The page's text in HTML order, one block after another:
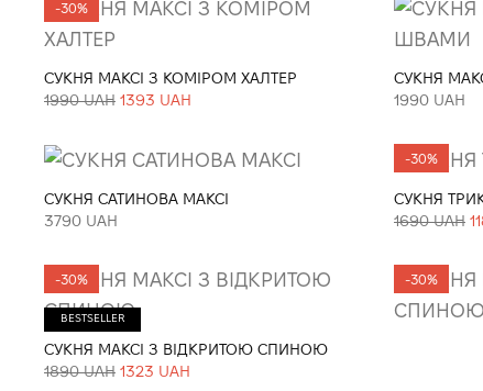
-30%
СУКНЯ МАКСІ З КОМІРОМ ХАЛТЕР
1990 UAH 1393 UAH
СУКНЯ
1990 UAH
СУКНЯ САТИНОВА МАКСІ
3790 UAH
-30%
СУКНЯ
1690 UAH
-30%
BESTSELLER
СУКНЯ МАКСІ З ВІДКРИТОЮ СПИНОЮ
1890 UAH 1323 UAH
-30%